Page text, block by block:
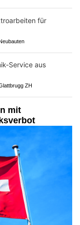
ZH
mit